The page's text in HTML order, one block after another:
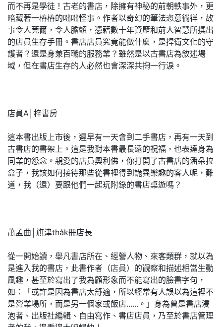
而不再是學徒！古老的書店，除擁有神秘的前朝軼事外，更
暗藏著一樁樁的咄咄怪事。作者以奇幻的筆法恣意徜徉，故
事令人莞爾，令人膽顫，憑藉數十年資歷和前人智慧所撰出
的店員生存手冊。書店店員究竟能做什麼，是捍衛文化的守
護者？還是身兼百職的服務業？雖然是以古書店為敘述場
域，但在書店生存的人必然也會深深共掬一行淚。
店員A│梓書房
這本書出版上市後，遲早有一天會到二手書店，再有一天到
古書店的書架上。這是我對本書最長遠的祝福，也表達身為
同業的怨念。親愛的店員奧利佛，你打開了古書店的潘朵拉
盒子，我該如何接待那些從書裡得到詭異樂趣的客人呢，難
道，我（還）要跟他們一起玩附錄的書店桌遊嗎？
蕭孟曲│旗津tha̍k冊店長
從一開始讀，舉凡書店所在、經營人物、來客類群，就以為
是進入我的書店，此書作者（店員）的觀察和描述相當生動
風趣，甚至於寫出了我為顧形象而不能寫出的臉書字句，
如：「或許是因為書店太舒適，所以經常有人誤以為這裡不
是營業場所，而是另一個家或飯店......。」身為曾是書店浸
泡者、出版社編輯、自由寫作、書店店員，乃至於書店管理